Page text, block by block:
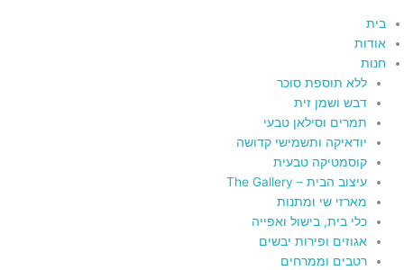
בית
אודות
חנות
ללא תוספת סוכר
דבש ושמן זית
תמרים וסילאן טבעי
יודאיקה ותשמישי קדושה
קוסמטיקה טבעית
עיצוב הבית – The Gallery
מארזי שי ומתנות
כלי בית, בישול ואפייה
אגוזים ופירות יבשים
רטבים וממרחים